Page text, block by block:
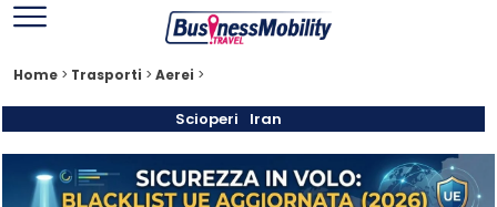
Home > Trasporti > Aerei >
Scioperi Iran